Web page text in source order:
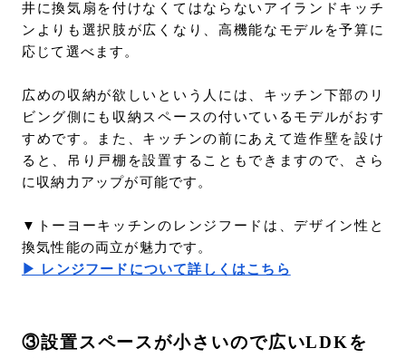
井に換気扇を付けなくてはならないアイランドキッチ
ンよりも選択肢が広くなり、高機能なモデルを予算に
応じて選べます。
広めの収納が欲しいという人には、キッチン下部のリ
ビング側にも収納スペースの付いているモデルがおす
すめです。また、キッチンの前にあえて造作壁を設け
ると、吊り戸棚を設置することもできますので、さら
に収納力アップが可能です。
▼トーヨーキッチンのレンジフードは、デザイン性と
換気性能の両立が魅力です。
▶ レンジフードについて詳しくはこちら
③設置スペースが小さいので広いLDKを